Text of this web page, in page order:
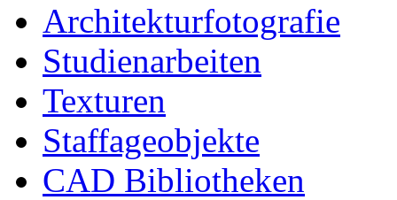
Architekturfotografie
Studienarbeiten
Texturen
Staffageobjekte
CAD Bibliotheken